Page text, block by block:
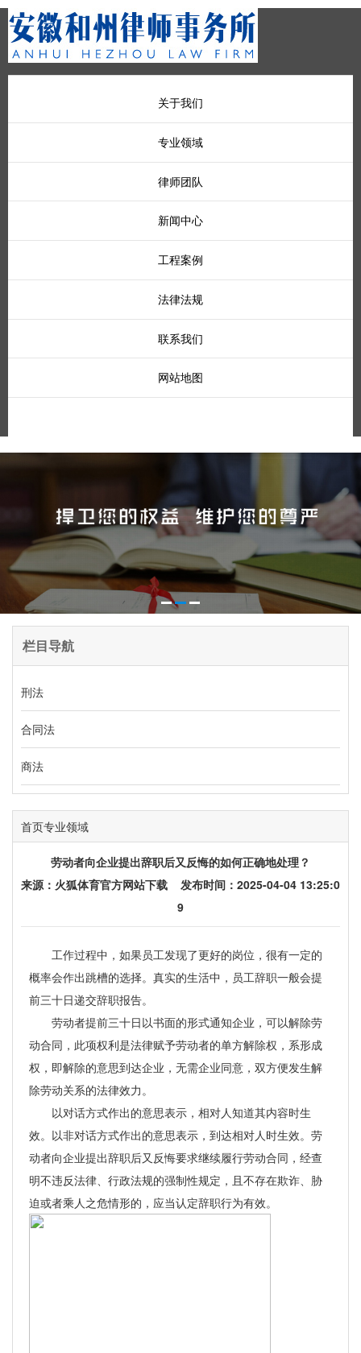
关于我们
专业领域
律师团队
新闻中心
工程案例
法律法规
联系我们
网站地图
栏目导航
刑法
合同法
商法
首页专业领域
劳动者向企业提出辞职后又反悔的如何正确地处理？
来源： 火狐体育官方网站下载 发布时间：2025-04-04 13:25:0
9
工作过程中，如果员工发现了更好的岗位，很有一定的
概率会作出跳槽的选择。真实的生活中，员工辞职一般会提
前三十日递交辞职报告。
劳动者提前三十日以书面的形式通知企业，可以解除劳
动合同，此项权利是法律赋予劳动者的单方解除权，系形成
权，即解除的意思到达企业，无需企业同意，双方便发生解
除劳动关系的法律效力。
以对话方式作出的意思表示，相对人知道其内容时生
效。以非对话方式作出的意思表示，到达相对人时生效。劳
动者向企业提出辞职后又反悔要求继续履行劳动合同，经查
明不违反法律、行政法规的强制性规定，且不存在欺诈、胁
迫或者乘人之危情形的，应当认定辞职行为有效。